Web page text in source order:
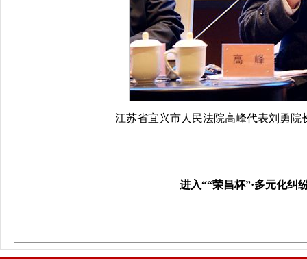
江苏省宜兴市人民法院高峰代表刘勇
进入““荣昌杯”·多元化纠